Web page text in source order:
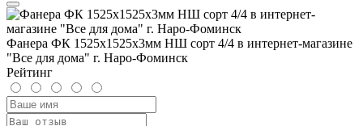
Фанера ФК 1525х1525х3мм НШ сорт 4/4 в интернет-магазине
"Все для дома" г. Наро-Фоминск
Рейтинг